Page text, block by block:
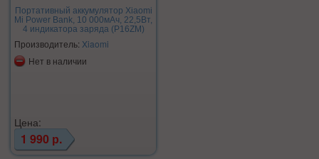
Портативный аккумулятор Xiaomi
Mi Power Bank, 10 000мАч, 22,5Вт,
4 индикатора заряда (P16ZM)
Производитель: Xiaomi
Нет в наличии
Цена:
1 990 р.